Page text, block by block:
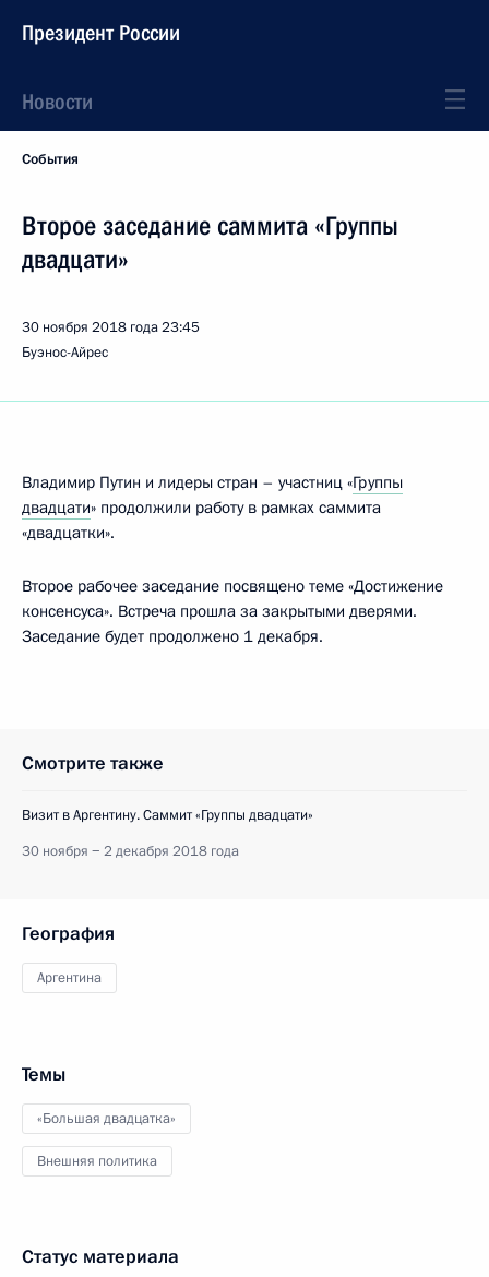
Президент России
Новости
События
Второе заседание саммита «Группы
двадцати»
30 ноября 2018 года23:45
Буэнос-Айрес
Владимир Путин и лидеры стран – участниц «Группы
двадцати» продолжили работу в рамках саммита
«двадцатки».
Второе рабочее заседание посвящено теме «Достижение
консенсуса». Встреча прошла за закрытыми дверями.
Заседание будет продолжено 1 декабря.
Смотрите также
Визит в Аргентину. Саммит «Группы двадцати»
30 ноября − 2 декабря 2018 года
География
Аргентина
Темы
«Большая двадцатка»
Внешняя политика
Статус материала